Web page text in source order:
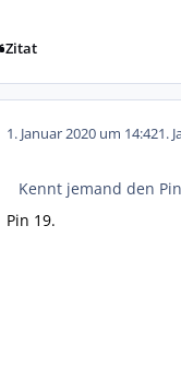
Zitat
1. Januar 2020 um 14:421.
Kennt jemand den
Pin 19.